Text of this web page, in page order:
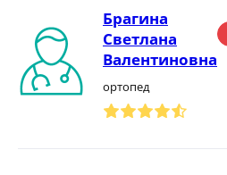
Брагина
Светлана
Валентиновна
ортопед